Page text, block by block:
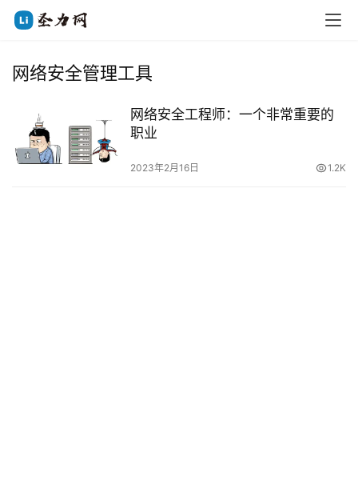
网络安全管理工具
网络安全工程师：一个非常重要的
职业
2023年2月16日 1.2K